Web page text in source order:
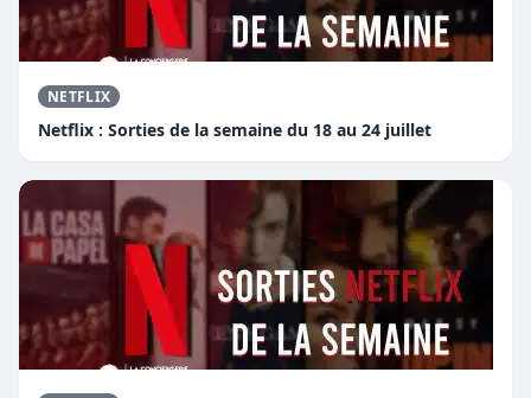
NETFLIX
Netflix : Sorties de la semaine du 18 au 24 juillet